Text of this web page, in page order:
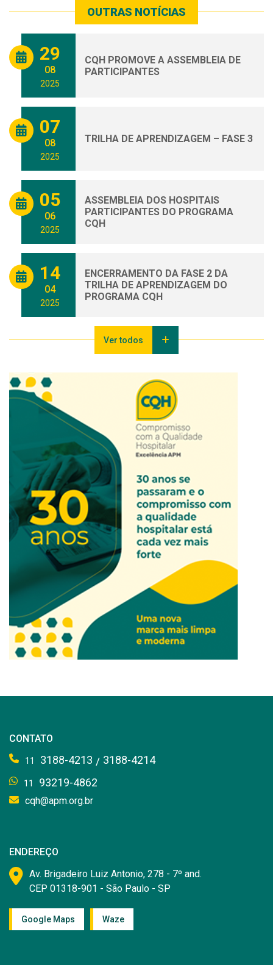
OUTRAS NOTÍCIAS
29
08
2025
CQH PROMOVE A ASSEMBLEIA DE
PARTICIPANTES
07
08
2025
TRILHA DE APRENDIZAGEM – FASE 3
05
06
2025
ASSEMBLEIA DOS HOSPITAIS
PARTICIPANTES DO PROGRAMA
CQH
14
04
2025
ENCERRAMENTO DA FASE 2 DA
TRILHA DE APRENDIZAGEM DO
PROGRAMA CQH
Ver todos
CONTATO
11 3188-4213 / 3188-4214
11 93219-4862
cqh@apm.org.br
ENDEREÇO
Av. Brigadeiro Luiz Antonio, 278 - 7º and.
CEP 01318-901 - São Paulo - SP
Google Maps Waze